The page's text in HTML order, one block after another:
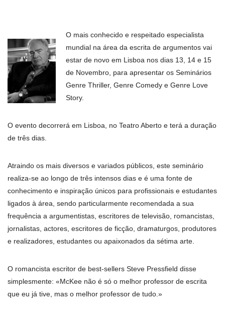
O mais conhecido e respeitado especialista
mundial na área da escrita de argumentos vai
estar de novo em Lisboa nos dias 13, 14 e 15
de Novembro, para apresentar os Seminários
Genre Thriller, Genre Comedy e Genre Love
Story.
O evento decorrerá em Lisboa, no Teatro Aberto e terá a duração
de três dias.
Atraindo os mais diversos e variados públicos, este seminário
realiza-se ao longo de três intensos dias e é uma fonte de
conhecimento e inspiração únicos para profissionais e estudantes
ligados à área, sendo particularmente recomendada a sua
frequência a argumentistas, escritores de televisão, romancistas,
jornalistas, actores, escritores de ficção, dramaturgos, produtores
e realizadores, estudantes ou apaixonados da sétima arte.
O romancista escritor de best-sellers Steve Pressfield disse
simplesmente:
McKee não é só o melhor professor de escrita
que eu já tive, mas o melhor professor de tudo.